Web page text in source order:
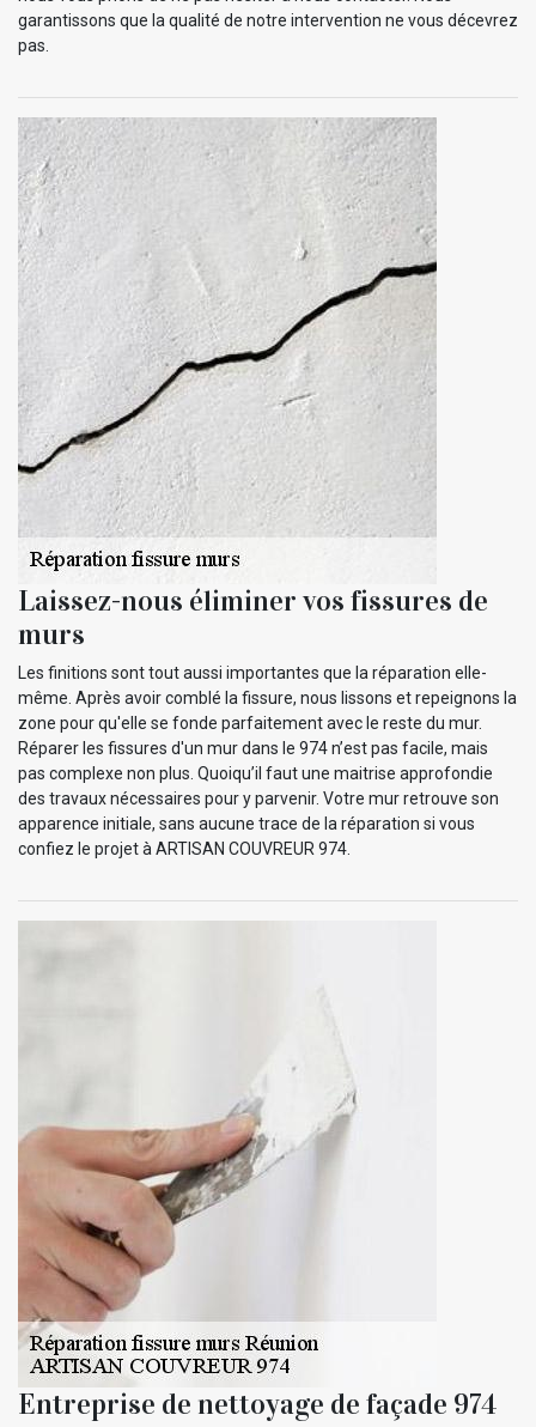
garantissons que la qualité de notre intervention ne vous décevrez
pas.
Laissez-nous éliminer vos fissures de
murs
Les finitions sont tout aussi importantes que la réparation elle-
même. Après avoir comblé la fissure, nous lissons et repeignons la
zone pour qu'elle se fonde parfaitement avec le reste du mur.
Réparer les fissures d'un mur dans le 974 n’est pas facile, mais
pas complexe non plus. Quoiqu’il faut une maitrise approfondie
des travaux nécessaires pour y parvenir. Votre mur retrouve son
apparence initiale, sans aucune trace de la réparation si vous
confiez le projet à ARTISAN COUVREUR 974.
Entreprise de nettoyage de façade 974